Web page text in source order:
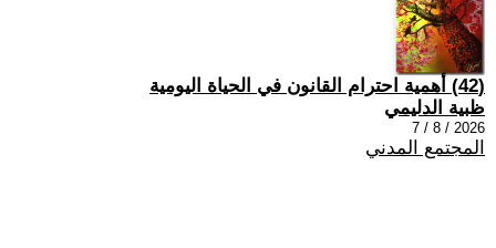
(42) أهمية احترام القانون في الحياة اليومية
ظبية الدليمي
2026 / 8 / 7
المجتمع المدني